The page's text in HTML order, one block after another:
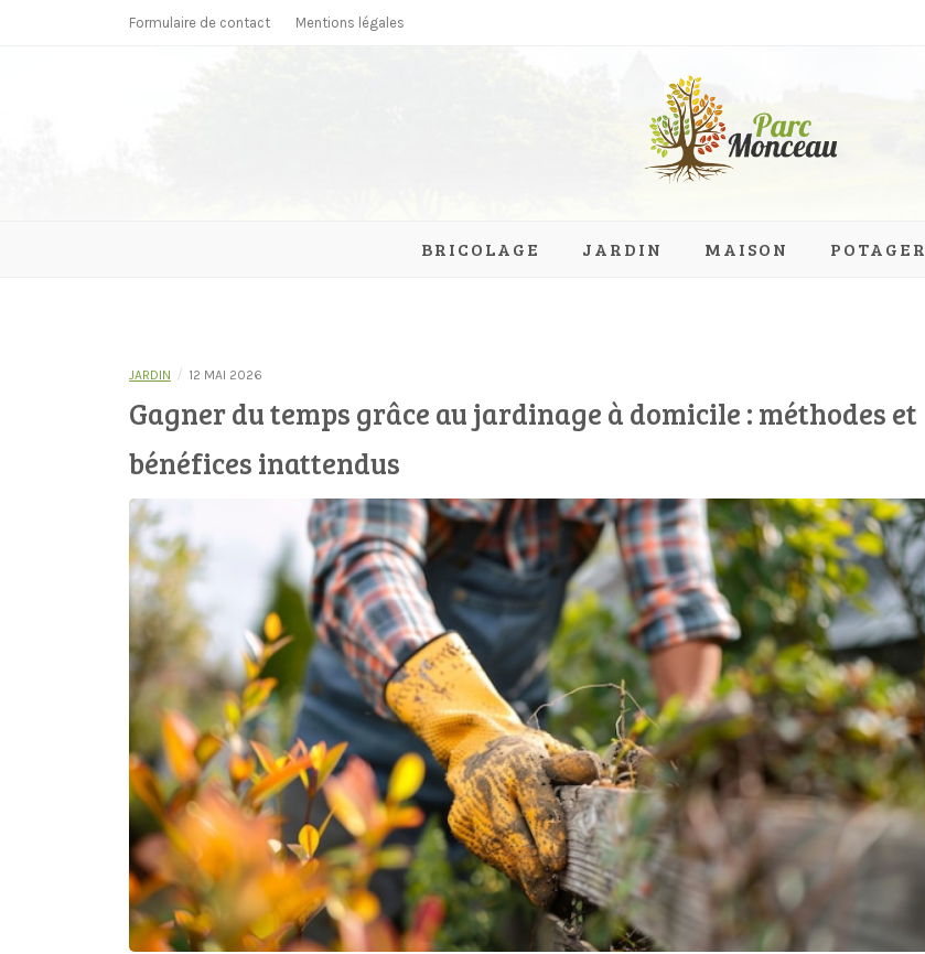
Formulaire de contact Mentions légales
parcmonceau.org
BRICOLAGE JARDIN MAISON POTAGER
JARDIN / 12 MAI 2026
Gagner du temps grâce au jardinage à domicile : méthodes et
bénéfices inattendus